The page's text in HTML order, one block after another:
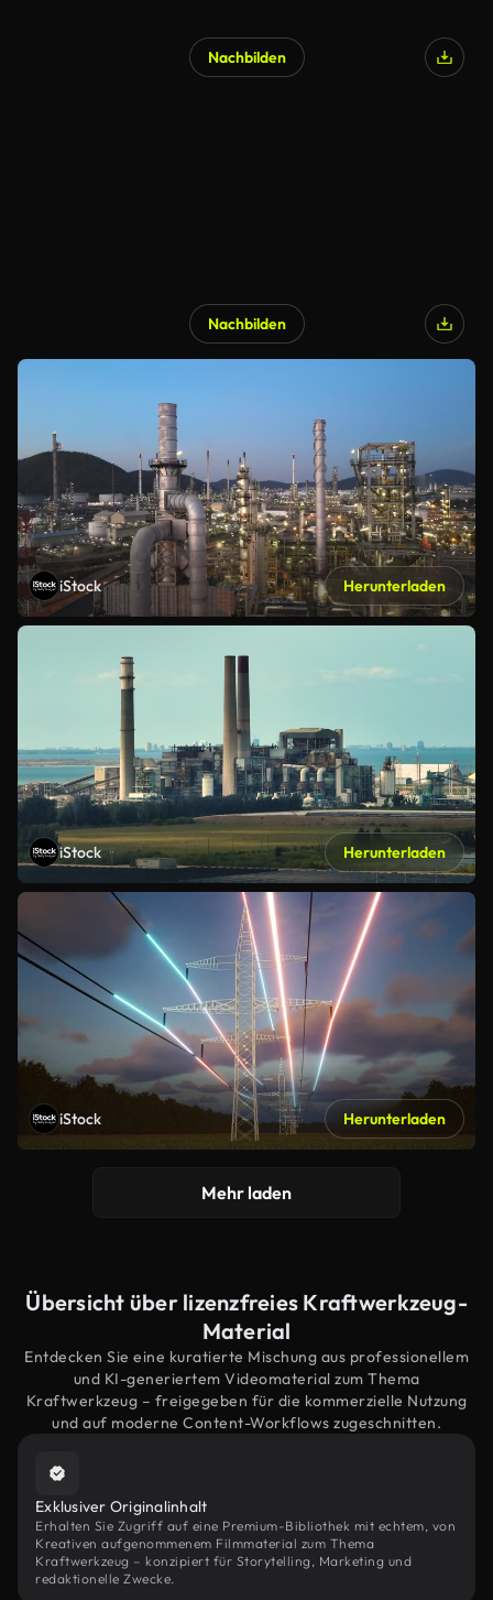
Nachbilden
Nachbilden
iStock Herunterladen
iStock Herunterladen
iStock Herunterladen
Mehr laden
Übersicht über lizenzfreies Kraftwerkzeug-
Material
Entdecken Sie eine kuratierte Mischung aus professionellem
und KI-generiertem Videomaterial zum Thema
Kraftwerkzeug – freigegeben für die kommerzielle Nutzung
und auf moderne Content-Workflows zugeschnitten.
Exklusiver Originalinhalt
Erhalten Sie Zugriff auf eine Premium-Bibliothek mit echtem, von
Kreativen aufgenommenem Filmmaterial zum Thema
Kraftwerkzeug – konzipiert für Storytelling, Marketing und
redaktionelle Zwecke.